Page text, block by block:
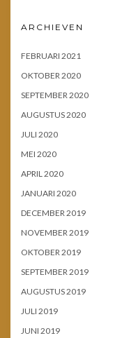
ARCHIEVEN
FEBRUARI 2021
OKTOBER 2020
SEPTEMBER 2020
AUGUSTUS 2020
JULI 2020
MEI 2020
APRIL 2020
JANUARI 2020
DECEMBER 2019
NOVEMBER 2019
OKTOBER 2019
SEPTEMBER 2019
AUGUSTUS 2019
JULI 2019
JUNI 2019